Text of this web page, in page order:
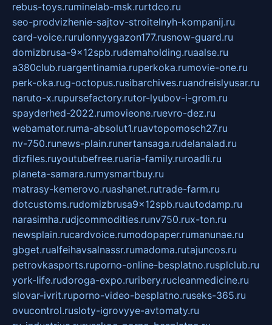
rebus-toys.ruminelab-msk.rurtdco.ru
seo-prodvizhenie-sajtov-stroitelnyh-kompanij.ru
card-voice.rurulonnyygazon177.rusnow-guard.ru
domizbrusa-9x12spb.rudemaholding.ruaalse.ru
a380club.ruargentinamia.ruperkoka.rumovie-one.ru
perk-oka.rug-octopus.rusibarchives.ruandreislyusar.ru
naruto-x.rupursefactory.rutor-lyubov-i-grom.ru
spayderhed-2022.rumovieone.ruevro-dez.ru
webamator.ruma-absolut1.ruavtopomosch27.ru
nv-750.runews-plain.runertansaga.rudelanalad.ru
dizfiles.ruyoutubefree.ruaria-family.ruroadli.ru
planeta-samara.rumysmartbuy.ru
matrasy-kemerovo.ruashanet.rutrade-farm.ru
dotcustoms.rudomizbrusa9x12spb.ruautodamp.ru
narasimha.rudjcommodities.runv750.rux-ton.ru
newsplain.rucardvoice.rumodopaper.rumanunae.ru
gbget.rualfeihavsalnassr.rumadoma.rutajuncos.ru
petrovkasports.ruporno-online-besplatno.rusplclub.ru
york-life.rudoroga-expo.ruribery.rucleanmedicine.ru
slovar-ivrit.ruporno-video-besplatno.ruseks-365.ru
ovucontrol.rusloty-igrovyye-avtomaty.ru